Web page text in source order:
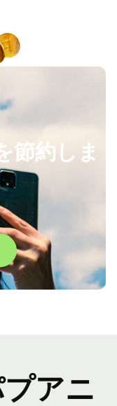
節約しま
アニ